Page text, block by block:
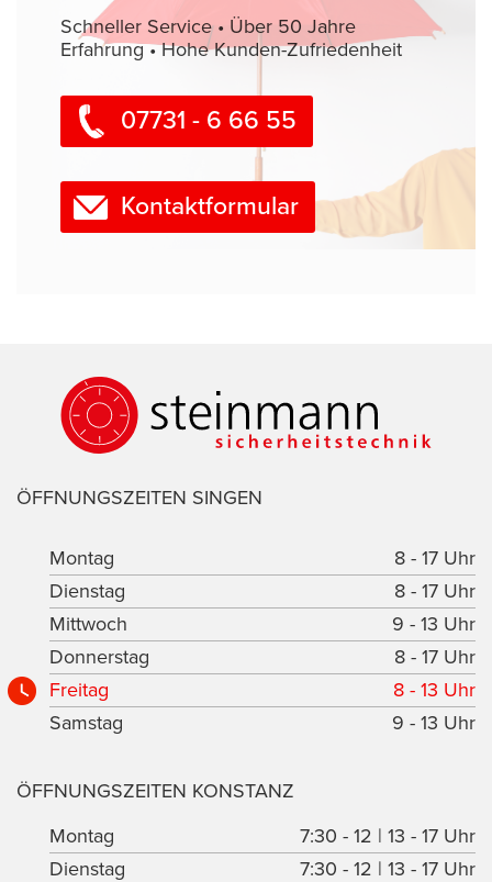
Schneller Service • Über 50 Jahre
Erfahrung • Hohe Kunden-Zufriedenheit
07731 - 6 66 55
Kontaktformular
ÖFFNUNGSZEITEN SINGEN
Montag
8 - 17 Uhr
Dienstag
8 - 17 Uhr
Mittwoch
9 - 13 Uhr
Donnerstag
8 - 17 Uhr
Freitag
8 - 13 Uhr
Samstag
9 - 13 Uhr
ÖFFNUNGSZEITEN KONSTANZ
Montag
7:30 - 12 | 13 - 17 Uhr
Dienstag
7:30 - 12 | 13 - 17 Uhr